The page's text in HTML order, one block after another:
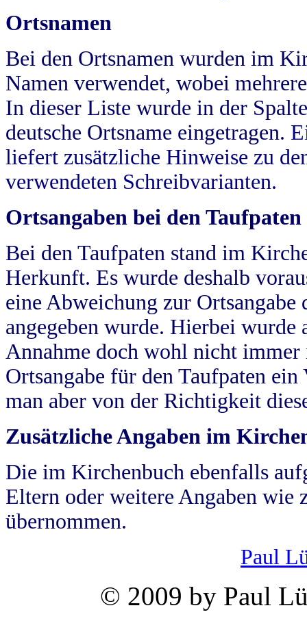
Ortsnamen
Bei den Ortsnamen wurden im
Namen verwendet, wobei
In dieser Liste wurde in der
deutsche Ortsname eingetragen.
liefert zusätzliche Hinweise zu
verwendeten Schreibvarianten.
Ortsangaben bei den Taufpaten
Bei den Taufpaten stand im
Herkunft. Es wurde deshalb
eine Abweichung zur
angegeben wurde. Hierbei wurde
Annahme doch wohl nicht
Ortsangabe für den Taufpaten
man aber von der Richtigkeit
Zusätzliche Angaben im
Die im Kirchenbuch ebenfalls
Eltern oder weitere Angaben wie
übernommen.
Paul
© 2009 by Paul